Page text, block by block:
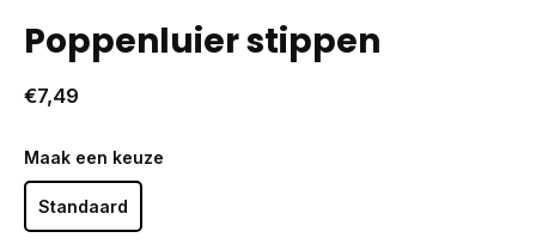
Poppenluier stippen
€7,49
Maak een keuze
Standaard